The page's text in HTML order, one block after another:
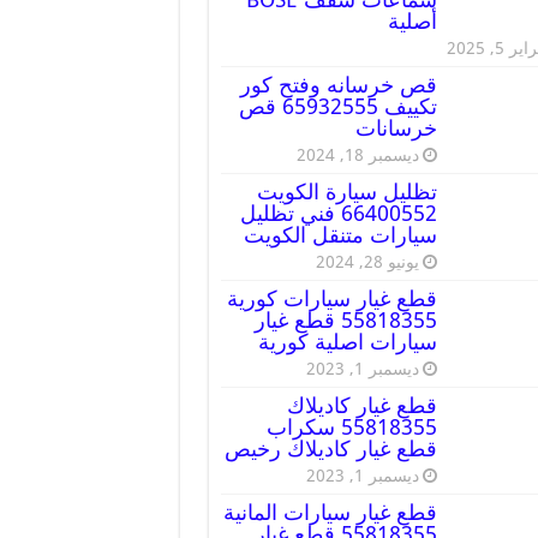
أصلية
5, 2025
قص خرسانه وفتح كور
تكييف 65932555 قص
خرسانات
ديسمبر 18, 2024
تظليل سيارة الكويت
66400552 فني تظليل
سيارات متنقل الكويت
يونيو 28, 2024
قطع غيار سيارات كورية
55818355 قطع غيار
سيارات اصلية كورية
ديسمبر 1, 2023
قطع غيار كاديلاك
55818355 سكراب
قطع غيار كاديلاك رخيص
ديسمبر 1, 2023
قطع غيار سيارات المانية